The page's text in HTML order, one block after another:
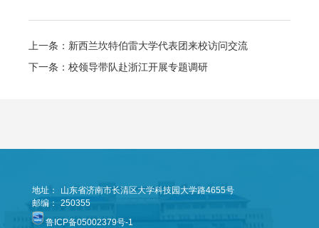
上一条：新西兰坎特伯雷大学代表团来校访问交流
下一条：校领导带队赴浙江开展专题调研
地址：
山东省济南市长清区大学科技园大学路4655号
邮编：
250355
鲁ICP备05002379号-1